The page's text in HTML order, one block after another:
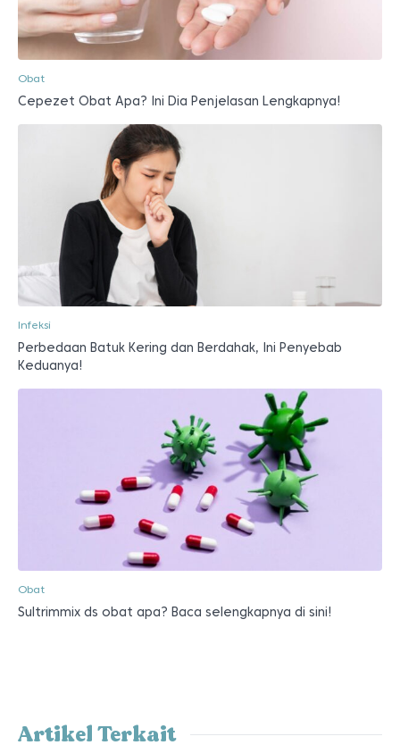
Obat
Cepezet Obat Apa? Ini Dia Penjelasan Lengkapnya!
Infeksi
Perbedaan Batuk Kering dan Berdahak, Ini Penyebab
Keduanya!
Obat
Sultrimmix ds obat apa? Baca selengkapnya di sini!
Artikel Terkait